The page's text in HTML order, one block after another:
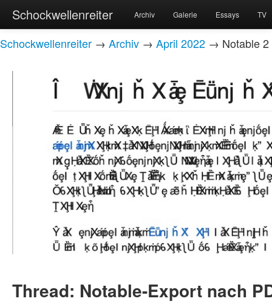
Schockwellenreiter Archiv Galerie Essays TV
Schockwellenreiter → Archiv → April 2022 → Notable 2
Thread: Notable-Export nach